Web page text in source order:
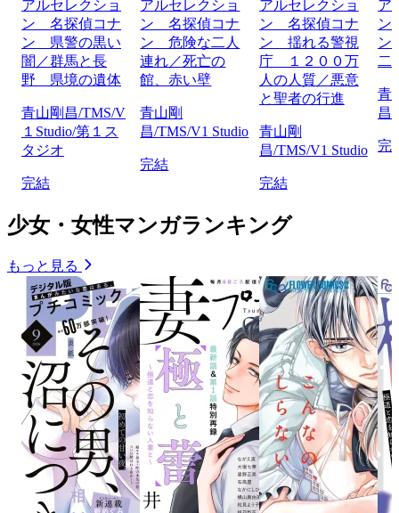
アルセレクショ
ン 名探偵コナ
ン 県警の黒い
闇／群馬と長
野 県境の遺体
青山剛昌/TMS/V
１Studio/第１ス
タジオ
完結
アルセレクショ
ン 名探偵コナ
ン 危険な二人
連れ／死亡の
館、赤い壁
青山剛
昌/TMS/V1 Studio
完結
アルセレクショ
ン 名探偵コナ
ン 揺れる警視
庁 １２００万
人の人質／悪意
と聖者の行進
青山剛
昌/TMS/V1 Studio
完結
ア
ン
ン
二
青
昌
完
少女・女性マンガランキング
もっと見る